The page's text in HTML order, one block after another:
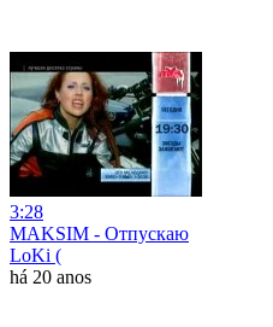
3:28
MAKSIM - Отпускаю
LoKi (
há 20 anos